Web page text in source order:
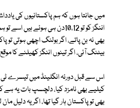
بیٹنگ آئی، اگر تینوں اننگز کھیلنے کا
بھی تو پاکستان ہار گیا تھا، اگر یہ